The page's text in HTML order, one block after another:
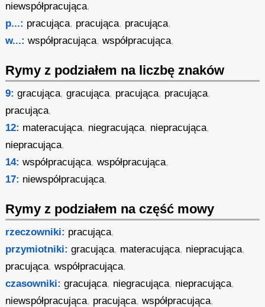
niewspółpracująca,
p...: pracująca, pracująca, pracująca,
w...: współpracująca,współpracująca,
Rymy z podziałem na liczbę znaków
9: gracująca,gracująca, pracująca, pracująca,
pracująca,
12: materacująca, niegracująca, niepracująca,
niepracująca,
14: współpracująca,współpracująca,
17: niewspółpracująca,
Rymy z podziałem na część mowy
rzeczowniki: pracująca,
przymiotniki: gracująca, materacująca, niepracująca,
pracująca,współpracująca,
czasowniki: gracująca, niegracująca, niepracująca,
niewspółpracująca, pracująca,współpracująca,